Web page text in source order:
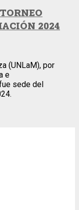
2024
(UNLaM), por
e
sede del